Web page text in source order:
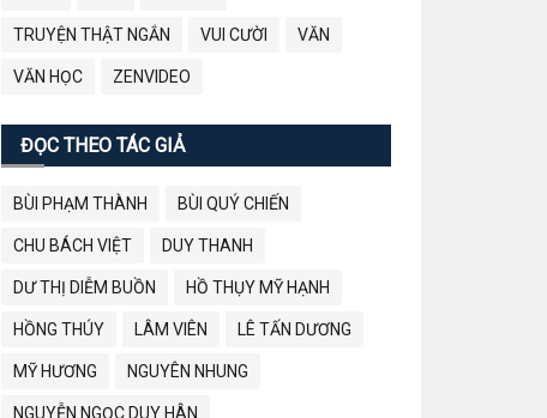
TRUYỆN THẬT NGẮN VUI CƯỜI VĂN
VĂN HỌC ZENVIDEO
ĐỌC THEO TÁC GIẢ
BÙI PHẠM THÀNH BÙI QUÝ CHIẾN
CHU BÁCH VIỆT DUY THANH
DƯ THỊ DIỄM BUỒN HỒ THỤY MỸ HẠNH
HỒNG THÚY LÂM VIÊN LÊ TẤN DƯƠNG
MỸ HƯƠNG NGUYÊN NHUNG
NGUYỄN NGỌC DUY HÂN